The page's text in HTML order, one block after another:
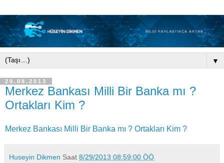
▼
29.08.2013
Merkez Bankası Milli Bir Banka mı ?
Ortakları Kim ?
Merkez Bankası Milli Bir Banka mı ? Ortakları Kim ?
Huseyin Dikmen Saat 8/29/2013 08:59:00 ÖÖ